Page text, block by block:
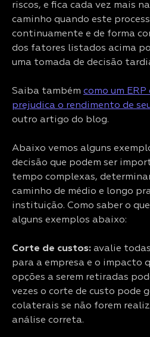
riscos, e fica cada vez mais
caminho quando este
continuamente e de forma
dos fatores listados acima
uma tomada de decisão
Saiba também como um
prejudica o rendimento de
outro artigo do blog.
Abaixo vemos alguns
decisão que podem ser
tempo complexas,
caminho de médio e longo
instituição. Como saber o
alguns exemplos abaixo:
Corte de custos: avalie
para a empresa e o impacto
opções a serem retiradas
vezes o corte de custo pode
colaterais se não forem
análise correta.